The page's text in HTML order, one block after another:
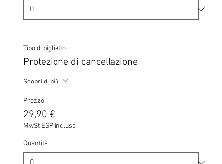
Tipo di biglietto
Protezione di cancellazione
Scopri di più
Prezzo
29,90 €
MwSt ESP inclusa
Quantità